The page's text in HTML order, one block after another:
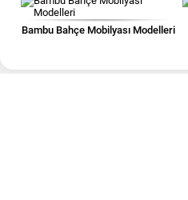
Bambu Bahçe Mobilyası Modelleri